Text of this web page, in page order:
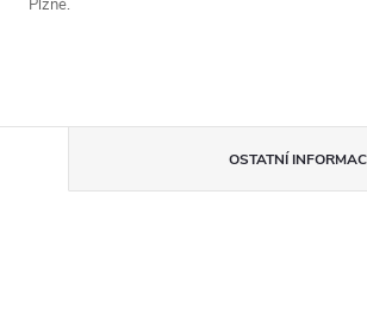
Plzně.
OSTATNÍ